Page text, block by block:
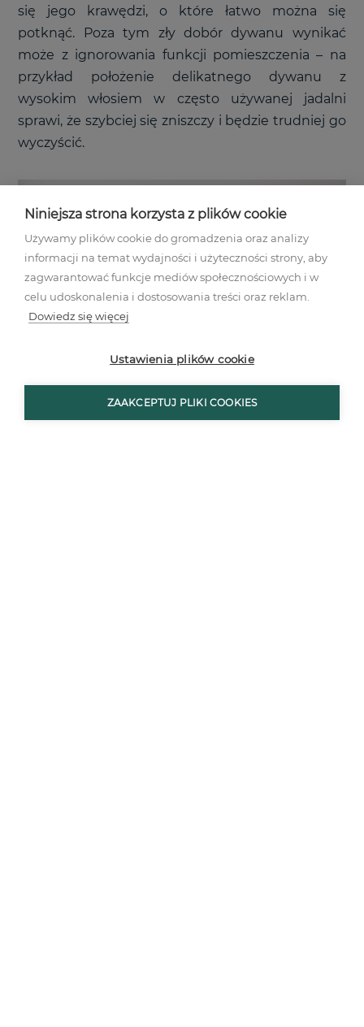
się jego krawędzi, o które łatwo można się
potknąć. Poza tym zły dobór dywanu wynikać
może z ignorowania funkcji pomieszczenia – na
przykład położenie delikatnego dywanu z
wysokim włosiem w często używanej jadalni
sprawi, że szybciej się zniszczy i będzie trudniej go
wyczyścić.
Niniejsza strona korzysta z plików cookie
Używamy plików cookie do gromadzenia oraz analizy
informacji na temat wydajności i użyteczności strony, aby
zagwarantować funkcje mediów społecznościowych i w
celu udoskonalenia i dostosowania treści oraz reklam.
Dowiedz się więcej
Ustawienia plików cookie
ZAAKCEPTUJ PLIKI COOKIES